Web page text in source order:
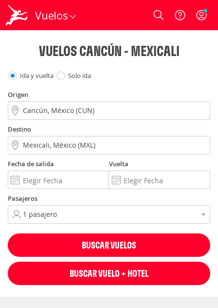
Vuelos Login
VUELOS CANCÚN - MEXICALI
Ida y vuelta Solo ida
Origen
Destino
Fecha de salida Vuelta
Pasajeros
BUSCAR VUELOS
BUSCAR VUELO + HOTEL